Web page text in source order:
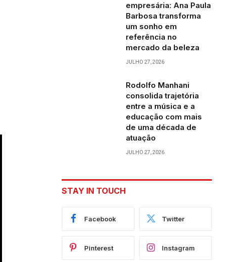
empresária: Ana Paula
Barbosa transforma
um sonho em
referência no
mercado da beleza
JULHO 27, 2026
Rodolfo Manhani
consolida trajetória
entre a música e a
educação com mais
de uma década de
atuação
JULHO 27, 2026
STAY IN TOUCH
Facebook Twitter
Pinterest Instagram